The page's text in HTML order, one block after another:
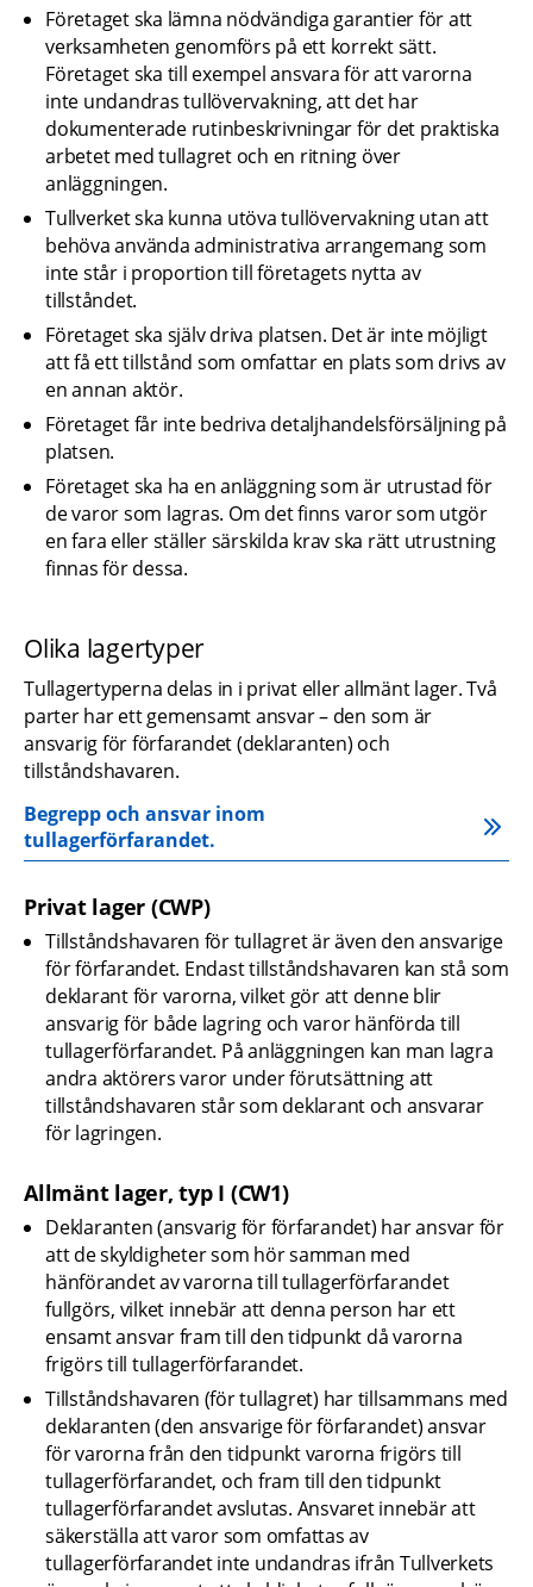
Företaget ska lämna nödvändiga garantier för att
verksamheten genomförs på ett korrekt sätt.
Företaget ska till exempel ansvara för att varorna
inte undandras tullövervakning, att det har
dokumenterade rutinbeskrivningar för det praktiska
arbetet med tullagret och en ritning över
anläggningen.
Tullverket ska kunna utöva tullövervakning utan att
behöva använda administrativa arrangemang som
inte står i proportion till företagets nytta av
tillståndet.
Företaget ska själv driva platsen. Det är inte möjligt
att få ett tillstånd som omfattar en plats som drivs av
en annan aktör.
Företaget får inte bedriva detaljhandelsförsäljning på
platsen.
Företaget ska ha en anläggning som är utrustad för
de varor som lagras. Om det finns varor som utgör
en fara eller ställer särskilda krav ska rätt utrustning
finnas för dessa.
Olika lagertyper
Tullagertyperna delas in i privat eller allmänt lager. Två
parter har ett gemensamt ansvar – den som är
ansvarig för förfarandet (deklaranten) och
tillståndshavaren.
Begrepp och ansvar inom
tullagerförfarandet.
Privat lager (CWP)
Tillståndshavaren för tullagret är även den ansvarige
för förfarandet. Endast tillståndshavaren kan stå som
deklarant för varorna, vilket gör att denne blir
ansvarig för både lagring och varor hänförda till
tullagerförfarandet. På anläggningen kan man lagra
andra aktörers varor under förutsättning att
tillståndshavaren står som deklarant och ansvarar
för lagringen.
Allmänt lager, typ I (CW1)
Deklaranten (ansvarig för förfarandet) har ansvar för
att de skyldigheter som hör samman med
hänförandet av varorna till tullagerförfarandet
fullgörs, vilket innebär att denna person har ett
ensamt ansvar fram till den tidpunkt då varorna
frigörs till tullagerförfarandet.
Tillståndshavaren (för tullagret) har tillsammans med
deklaranten (den ansvarige för förfarandet) ansvar
för varorna från den tidpunkt varorna frigörs till
tullagerförfarandet, och fram till den tidpunkt
tullagerförfarandet avslutas. Ansvaret innebär att
säkerställa att varor som omfattas av
tullagerförfarandet inte undandras ifrån Tullverkets